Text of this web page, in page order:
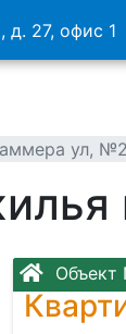
д. 27, офис 1
ул,